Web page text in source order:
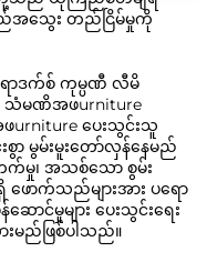
အသွေး တည်ငြိမ်မှုကို
ာဒက်စ် ကုမ္ပဏီ လီမိ
မဏိအဖurniture
ပေးသွင်းသူ
ာ မွမ်းမူးတော်လှန်နေမည်
မှု၊ အသစ်သော စွမ်း
ဖောက်သည်များအား ပရော
င်မှုများ ပေးသွင်းရေး
ည်ဖြစ်ပါသည်။